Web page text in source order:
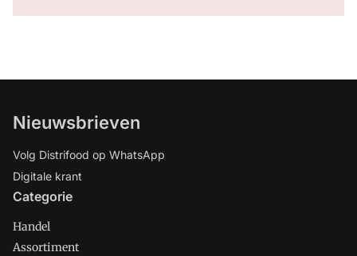
Nieuwsbrieven
Volg Distrifood op WhatsApp
Digitale krant
Categorie
Handel
Assortiment